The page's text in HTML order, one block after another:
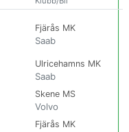
Fjärås MK
Saab
Ulricehamns MK
Saab
Skene MS
Volvo
Fjärås MK